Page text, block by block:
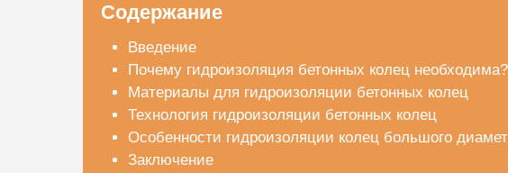
Содержание
Введение
Почему гидроизоляция бетонных колец необходима?
Материалы для гидроизоляции бетонных колец
Технология гидроизоляции бетонных колец
Особенности гидроизоляции колец большого
Заключение